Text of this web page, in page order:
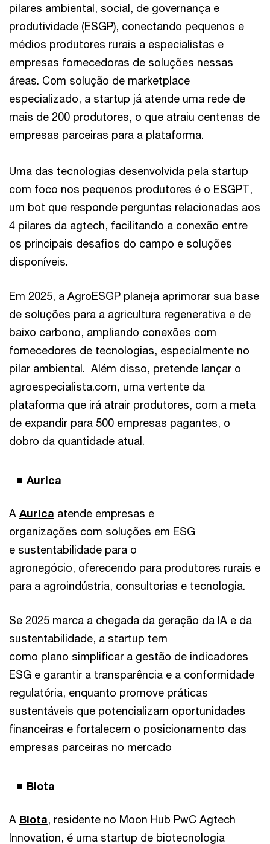
pilares ambiental, social, de governança e
produtividade (ESGP), conectando pequenos e
médios produtores rurais a especialistas e
empresas fornecedoras de soluções nessas
áreas. Com solução de marketplace
especializado, a startup já atende uma rede de
mais de 200 produtores, o que atraiu centenas de
empresas parceiras para a plataforma.
Uma das tecnologias desenvolvida pela startup
com foco nos pequenos produtores é o ESGPT,
um bot que responde perguntas relacionadas aos
4 pilares da agtech, facilitando a conexão entre
os principais desafios do campo e soluções
disponíveis.
Em 2025, a AgroESGP planeja aprimorar sua base
de soluções para a agricultura regenerativa e de
baixo carbono, ampliando conexões com
fornecedores de tecnologias, especialmente no
pilar ambiental. Além disso, pretende lançar o
agroespecialista.com, uma vertente da
plataforma que irá atrair produtores, com a meta
de expandir para 500 empresas pagantes, o
dobro da quantidade atual.
Aurica
A Aurica atende empresas e
organizações com soluções em ESG
e sustentabilidade para o
agronegócio, oferecendo para produtores rurais e
para a agroindústria, consultorias e tecnologia.
Se 2025 marca a chegada da geração da IA e da
sustentabilidade, a startup tem
como plano simplificar a gestão de indicadores
ESG e garantir a transparência e a conformidade
regulatória, enquanto promove práticas
sustentáveis que potencializam oportunidades
financeiras e fortalecem o posicionamento das
empresas parceiras no mercado
Biota
A Biota, residente no Moon Hub PwC Agtech
Innovation, é uma startup de biotecnologia